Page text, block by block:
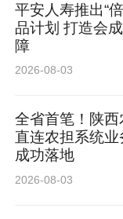
平安人寿推出“
品计划 打造会
障
2026-08-03
全省首笔！陕
直连农担系统
成功落地
2026-08-03